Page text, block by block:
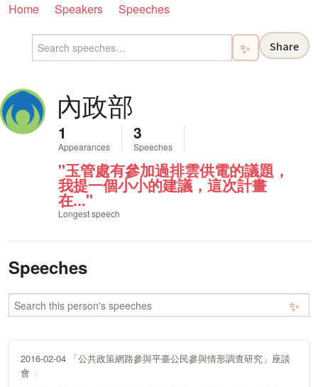
Home Speakers Speeches
✨ Share
內政部
1
Appearances
3
Speeches
"玉管處有參加過排雲供電的議題，
我提一個小小的建議，這次計畫
在..."
Longest speech
Speeches
✨
2016-02-04 「公共政策網路參與平臺公民參與情形調查研究」座談
會